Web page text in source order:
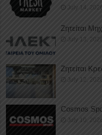
July 14,
Ζητείται
July 13,
Ζητείται
July 12,
Cosmos
July 10,